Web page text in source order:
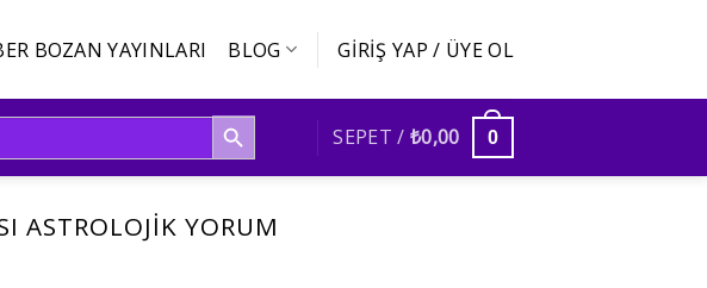
BOZAN YAYINLARI BLOG GIRIŞ YAP / ÜYE OL
SEARCH BUTTON
SEPET / ₺0,00 0
ASTROLOJIK YORUM